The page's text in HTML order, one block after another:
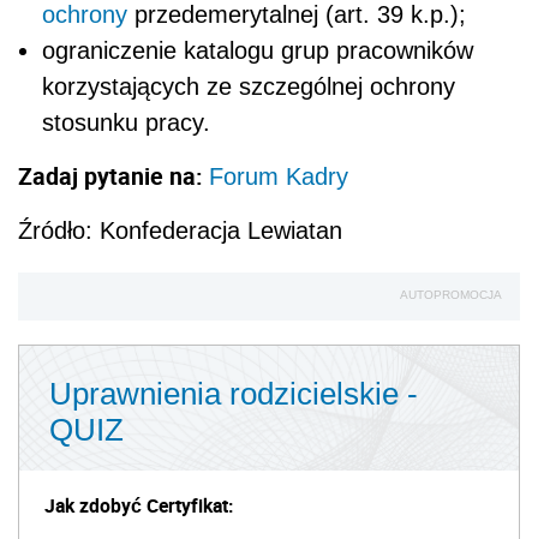
ochrony przedemerytalnej (art. 39 k.p.);
ograniczenie katalogu grup pracowników
korzystających ze szczególnej ochrony
stosunku pracy.
Zadaj pytanie na: Forum Kadry
Źródło: Konfederacja Lewiatan
AUTOPROMOCJA
Uprawnienia rodzicielskie -
QUIZ
Jak zdobyć Certyfikat: